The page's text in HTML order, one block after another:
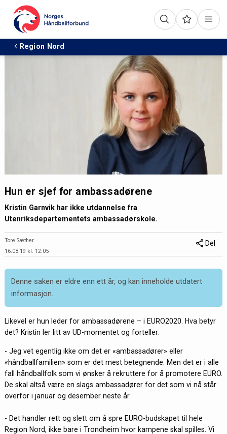
Region Nord
Hun er sjef for ambassadørene
Kristin Garnvik har ikke utdannelse fra
Utenriksdepartementets ambassadørskole.
Tore Sæther
16.08.19 kl. 12:05
Del
Denne saken er eldre enn ett år, og kan inneholde utdatert
informasjon.
Likevel er hun leder for ambassadørene – i EURO2020. Hva betyr
det? Kristin ler litt av UD-momentet og forteller:
- Jeg vet egentlig ikke om det er «ambassadører» eller
«håndballfamilien» som er det mest betegnende. Men det er i alle
fall håndballfolk som vi ønsker å rekruttere for å promotere EURO.
De skal altså være en slags ambassadører for det som vi nå står
overfor i januar og desember neste år.
- Det handler rett og slett om å spre EURO-budskapet til hele
Region Nord, ikke bare i Trondheim hvor kampene skal spilles. Vi